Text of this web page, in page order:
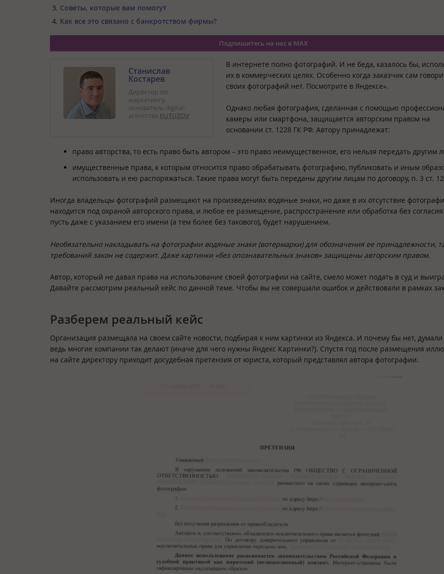
Советы, которые вам помогут
Как все это связано с банкротством фирмы?
Подпишитесь на нас в MAX
Станислав
Костарев
Директор по
маркетингу,
основатель digital-
агентства KUTUZOV
В интернете полно фотографий. И не беда, казалось бы,
их в коммерческих целях. Особенно когда заказчик сам
своих фотографий нет. Посмотрите в Яндексе».
Однако любая фотография, сделанная с помощью
камеры или смартфона, защищается авторским правом на
основании ст. 1228 ГК РФ. Автору принадлежат:
право авторства, то есть право быть автором – это право неимущественное, его нельзя передать другим
имущественные права, к которым относится право обрабатывать фотографию, публиковать и иным
использовать и ею распоряжаться. Такие права могут быть переданы другим лицам по договору, п. 3 ст.
Иногда владельцы фотографий размещают на произведениях водяные знаки, но даже в их отсутствие
находится под охраной авторского права, и любое ее размещение, распространение или обработка без
пусть даже с указанием его имени (а тем более без такового), будет нарушением.
Необязательно накладывать на фотографии водяные знаки (вотермарки) для обозначения ее принадлежности,
требований закон не содержит. Даже картинки «без опознавательных знаков» защищены авторским правом.
Автор, который не давал права на использование своей фотографии на сайте, смело может подать в суд и
Давайте рассмотрим реальный кейс по данной теме. Чтобы вы не совершали ошибок и действовали в рамках
Разберем реальный кейс
Организация размещала на своем сайте новости, подбирая к ним картинки из Яндекса. И почему бы нет,
ведь многие компании так делают (иначе для чего нужны Яндекс Картинки?). Спустя год после размещения
на сайте директору приходит досудебная претензия от юриста, который представлял автора фотографии.